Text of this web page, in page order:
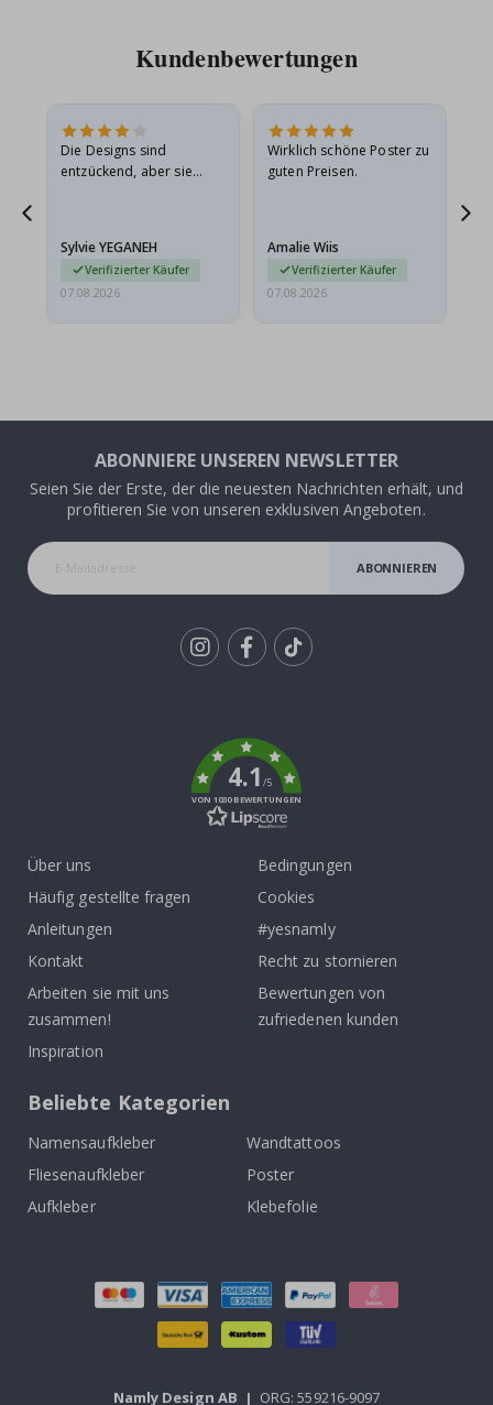
Kundenbewertungen
Die Designs sind
entzückend, aber sie
sie…
Sylvie YEGANEH
Verifizierter Käufer
07.08.2026
Wirklich schöne Poster zu
guten Preisen.
Amalie Wiis
Verifizierter Käufer
07.08.2026
ABONNIERE UNSEREN NEWSLETTER
Seien Sie der Erste, der die neuesten Nachrichten erhält, und
profitieren Sie von unseren exklusiven Angeboten.
ABONNIEREN
4.1/5
VON 1030 BEWERTUNGEN
Über uns
Häufig gestellte fragen
Anleitungen
Kontakt
Arbeiten sie mit uns
zusammen!
Inspiration
Bedingungen
Cookies
#yesnamly
Recht zu stornieren
Bewertungen von
zufriedenen kunden
Beliebte Kategorien
Namensaufkleber
Wandtattoos
Fliesenaufkleber
Poster
Aufkleber
Klebefolie
Namly Design AB | ORG: 559216-9097